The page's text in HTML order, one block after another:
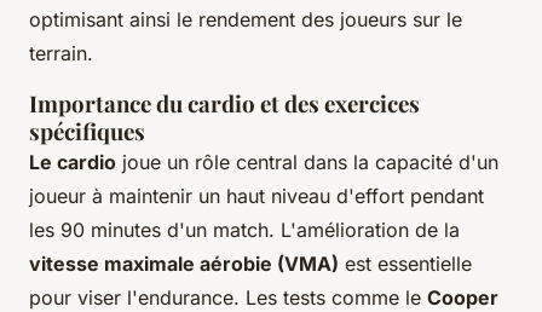
optimisant ainsi le rendement des joueurs sur le
terrain.
Importance du cardio et des exercices
spécifiques
Le cardio joue un rôle central dans la capacité d'un
joueur à maintenir un haut niveau d'effort pendant
les 90 minutes d'un match. L'amélioration de la
vitesse maximale aérobie (VMA) est essentielle
pour viser l'endurance. Les tests comme le Cooper